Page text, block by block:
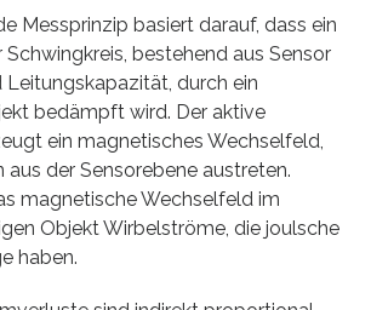
Messprinzip basiert darauf, dass ein
bestehend aus Sensor
durch ein
bedämpft wird. Der aktive
ein magnetisches Wechselfeld,
aus der Sensorebene austreten.
magnetische Wechselfeld im
Objekt Wirbelströme, die joulsche
haben.